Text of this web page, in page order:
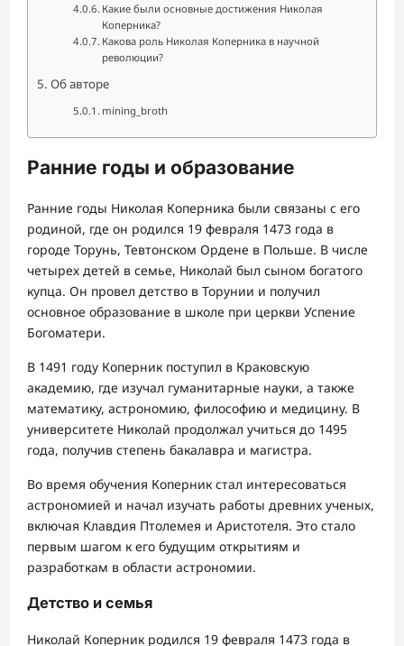
Какие были основные достижения Николая
Коперника?
Какова роль Николая Коперника в научной
революции?
Об авторе
mining_broth
Ранние годы и образование
Ранние годы Николая Коперника были связаны с его
родиной, где он родился 19 февраля 1473 года в
городе Торунь, Тевтонском Ордене в Польше. В числе
четырех детей в семье, Николай был сыном богатого
купца. Он провел детство в Торунии и получил
основное образование в школе при церкви Успение
Богоматери.
В 1491 году Коперник поступил в Краковскую
академию, где изучал гуманитарные науки, а также
математику, астрономию, философию и медицину. В
университете Николай продолжал учиться до 1495
года, получив степень бакалавра и магистра.
Во время обучения Коперник стал интересоваться
астрономией и начал изучать работы древних ученых,
включая Клавдия Птолемея и Аристотеля. Это стало
первым шагом к его будущим открытиям и
разработкам в области астрономии.
Детство и семья
Николай Коперник родился 19 февраля 1473 года в